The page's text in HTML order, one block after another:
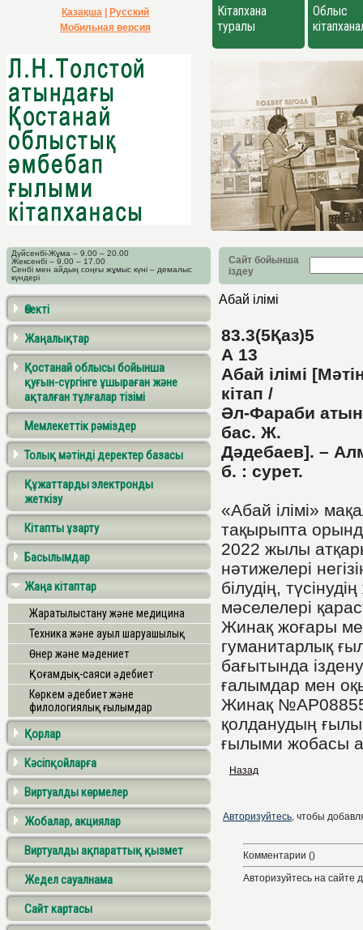
Қазақша
Русский
Мобильная версия
Кітапхана
туралы
Облыс
Дүйсенбі-Жұма – 9.00 – 20.00
Жексенбі – 9.00 – 17.00
Сенбі мен айдың соңғы жұмыс күні – демалыс
күндері
Сайт бойынша
іздеу
Өзекті
Жаңалықтар
Қостанай облысы бойынша
қуғын-сүргінге ұшыраған және
ақталған тұлғалар тізімі
Мемлекеттік рәміздер
Толық мәтінді деректер базасы
Құжаттарды электронды
жеткізу
Кітапты ұзарту
Басылымдар
Жаңа кітаптар
Жаратылыстану және медицина
Техника және ауыл шаруашылық
Өнер және мәдениет
Қоғамдық-саяси әдебиет
Көркем әдебиет және
филологиялық ғылымдар
Қорлар
Кәсіпқойларға
Виртуалды көрмелер
Жобалар, акциялар
Виртуалды ақпараттық қызмет
Жедел сауалнама
Сайт картасы
Абай ілімі
83.3(5Қаз)5
А 13
Абай ілімі
кітап /
Әл-Фараби
бас. Ж.
Дәдебаев]. –
б. : сурет.
«Абай ілімі»
тақырыпта
2022 жылы
нәтижелері
білудің,
мәселелері
Жинақ жоғары
гуманитарлық
бағытында
ғалымдар мен
Жинақ
қолданудың
ғылыми жобасы
Назад
Авторизуйтесь, чтобы
Комментарии ()
Авторизуйтесь на сайте